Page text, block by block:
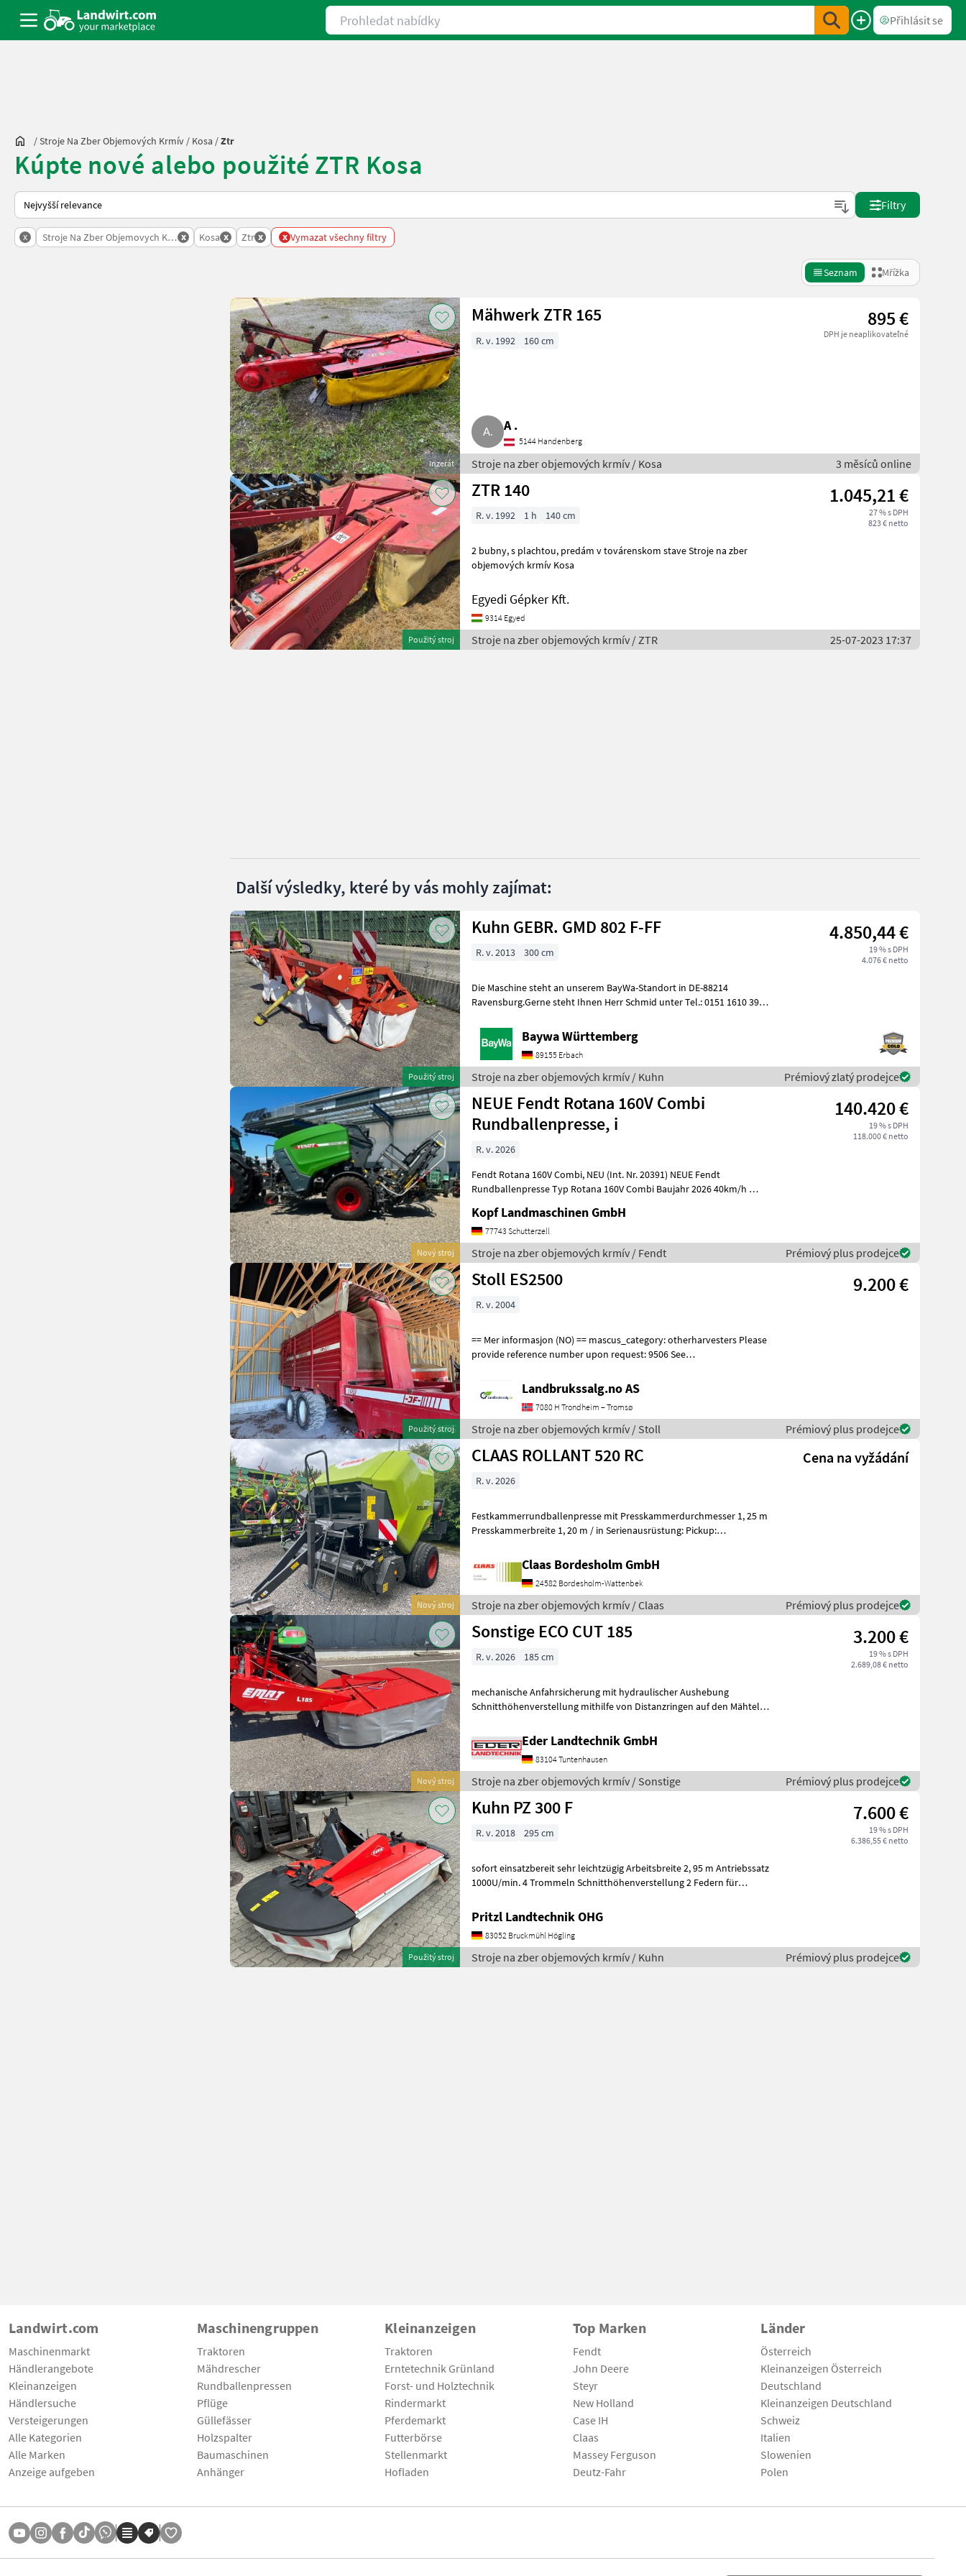
Prohledat nabídky
Přihlásit se
/Stroje Na Zber Objemových Krmív / Kosa /Ztr
Kúpte nové alebo použité ZTR Kosa
Takto se řadí nabídky na Landwirt.com
Filtry
x Stroje Na Zber Objemovych Krmiv
x Kosa x Ztr x x Vymazat všechny filtry
Seznam Mřížka
Inzerát
Mähwerk ZTR 165 895 €
DPH je neaplikovateľné
R. v. 1992 160 cm
A .
5144 Handenberg
Stroje na zber objemových krmív / Kosa 3 měsíců online
Použitý stroj
ZTR 140 1.045,21 €
27 % s DPH
823 € netto
R. v. 1992 1 h 140 cm
2 bubny, s plachtou, predám v továrenskom stave Stroje na zber
objemových krmív Kosa
Egyedi Gépker Kft.
9314 Egyed
Stroje na zber objemových krmív / ZTR 25-07-2023 17:37
Další výsledky, které by vás mohly zajímat:
Použitý stroj
Kuhn GEBR. GMD 802 F-FF 4.850,44 €
19 % s DPH
4.076 € netto
R. v. 2013 300 cm
Die Maschine steht an unserem BayWa-Standort in DE-88214
Ravensburg.Gerne steht Ihnen Herr Schmid unter Tel.: 0151 1610 3978
Baywa Württemberg
89155 Erbach
Stroje na zber objemových krmív / Kuhn Prémiový zlatý prodejce
Nový stroj
NEUE Fendt Rotana 160V Combi
Rundballenpresse, i
140.420 €
19 % s DPH
118.000 € netto
R. v. 2026
Fendt Rotana 160V Combi, NEU (Int. Nr. 20391) NEUE Fendt
Rundballenpresse Typ Rotana 160V Combi Baujahr 2026 40km/h
Kopf Landmaschinen GmbH
77743 Schutterzell
Stroje na zber objemových krmív / Fendt Prémiový plus prodejce
Použitý stroj
Stoll ES2500 9.200 €
R. v. 2004
== Mer informasjon (NO) == mascus_category: otherharvesters Please
provide reference number upon request: 9506 See
Landbrukssalg.no AS
7080 H Trondheim – Tromsø
Stroje na zber objemových krmív / Stoll Prémiový plus prodejce
Nový stroj
CLAAS ROLLANT 520 RC Cena na vyžádání
R. v. 2026
Festkammerrundballenpresse mit Presskammerdurchmesser 1, 25 m
Presskammerbreite 1, 20 m / in Serienausrüstung: Pickup:
Claas Bordesholm GmbH
24582 Bordesholm-Wattenbek
Stroje na zber objemových krmív / Claas Prémiový plus prodejce
Nový stroj
Sonstige ECO CUT 185 3.200 €
19 % s DPH
2.689,08 € netto
R. v. 2026 185 cm
mechanische Anfahrsicherung mit hydraulischer Aushebung
Schnitthöhenverstellung mithilfe von Distanzringen auf den Mähteller
Eder Landtechnik GmbH
83104 Tuntenhausen
Stroje na zber objemových krmív / Sonstige Prémiový plus prodejce
Použitý stroj
Kuhn PZ 300 F 7.600 €
19 % s DPH
6.386,55 € netto
R. v. 2018 295 cm
sofort einsatzbereit sehr leichtzügig Arbeitsbreite 2, 95 m Antriebssatz
1000U/min. 4 Trommeln Schnitthöhenverstellung 2 Federn für
Pritzl Landtechnik OHG
83052 Bruckmühl Högling
Stroje na zber objemových krmív / Kuhn Prémiový plus prodejce
Landwirt.com
Maschinenmarkt
Händlerangebote
Kleinanzeigen
Händlersuche
Versteigerungen
Alle Kategorien
Alle Marken
Anzeige aufgeben
Maschinengruppen
Traktoren
Mähdrescher
Rundballenpressen
Pflüge
Güllefässer
Holzspalter
Baumaschinen
Anhänger
Kleinanzeigen
Traktoren
Erntetechnik Grünland
Forst- und Holztechnik
Rindermarkt
Pferdemarkt
Futterbörse
Stellenmarkt
Hofladen
Top Marken
Fendt
John Deere
Steyr
New Holland
Case IH
Claas
Massey Ferguson
Deutz-Fahr
Länder
Österreich
Kleinanzeigen Österreich
Deutschland
Kleinanzeigen Deutschland
Schweiz
Italien
Slowenien
Polen